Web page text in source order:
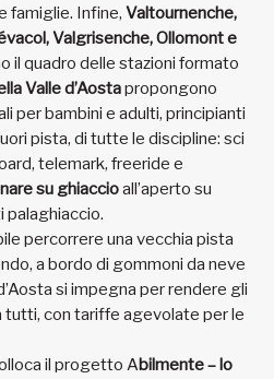
famiglie. Infine, Valtournenche,
Valgrisenche, Ollomont e
il quadro delle stazioni formato
Valle d’Aostapropongono
per bambini e adulti, principianti
pista, di tutte le discipline: sci
telemark, freeride e
su ghiaccioall’aperto su
palaghiaccio.
percorrere una vecchia pista
a bordo di gommoni da neve
si impegna per rendere gli
tutti, con tariffe agevolate per le
il progetto Abilmente – lo